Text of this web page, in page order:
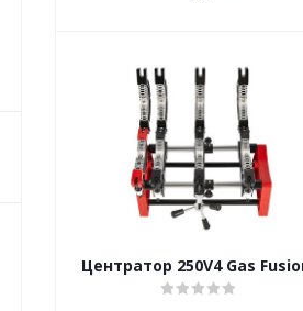
Центратор 250V4 Gas